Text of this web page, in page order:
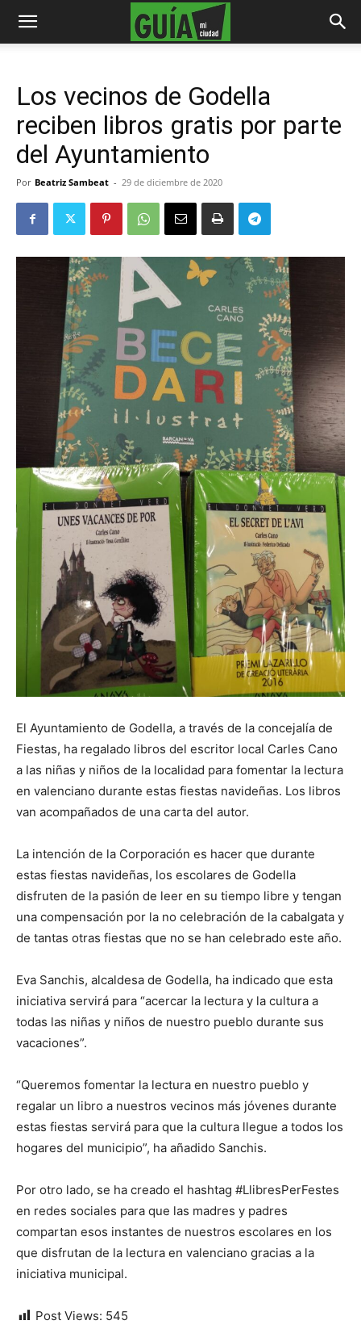
Los vecinos de Godella
reciben libros gratis por parte
del Ayuntamiento
Por Beatriz Sambeat - 29 de diciembre de 2020
El Ayuntamiento de Godella, a través de la concejalía de
Fiestas, ha regalado libros del escritor local Carles Cano
a las niñas y niños de la localidad para fomentar la lectura
en valenciano durante estas fiestas navideñas. Los libros
van acompañados de una carta del autor.
La intención de la Corporación es hacer que durante
estas fiestas navideñas, los escolares de Godella
disfruten de la pasión de leer en su tiempo libre y tengan
una compensación por la no celebración de la cabalgata y
de tantas otras fiestas que no se han celebrado este año.
Eva Sanchis, alcaldesa de Godella, ha indicado que esta
iniciativa servirá para “acercar la lectura y la cultura a
todas las niñas y niños de nuestro pueblo durante sus
vacaciones”.
“Queremos fomentar la lectura en nuestro pueblo y
regalar un libro a nuestros vecinos más jóvenes durante
estas fiestas servirá para que la cultura llegue a todos los
hogares del municipio”, ha añadido Sanchis.
Por otro lado, se ha creado el hashtag #LlibresPerFestes
en redes sociales para que las madres y padres
compartan esos instantes de nuestros escolares en los
que disfrutan de la lectura en valenciano gracias a la
iniciativa municipal.
Post Views: 545